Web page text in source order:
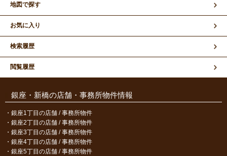
地図で探す
お気に入り
検索履歴
閲覧履歴
銀座・新橋の店舗・事務所物件情報
銀座1丁目の店舗 / 事務所物件
銀座2丁目の店舗 / 事務所物件
銀座3丁目の店舗 / 事務所物件
銀座4丁目の店舗 / 事務所物件
銀座5丁目の店舗 / 事務所物件